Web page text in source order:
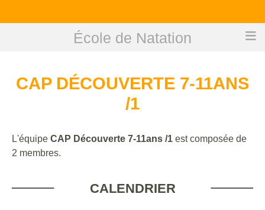
École de Natation
CAP Découverte 7-11ans /1
CAP DÉCOUVERTE 7-11ANS
/1
L'équipe CAP Découverte 7-11ans /1 est composée de
2 membres.
CALENDRIER